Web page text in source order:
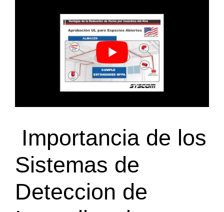
Importancia de los
Sistemas de
Deteccion de